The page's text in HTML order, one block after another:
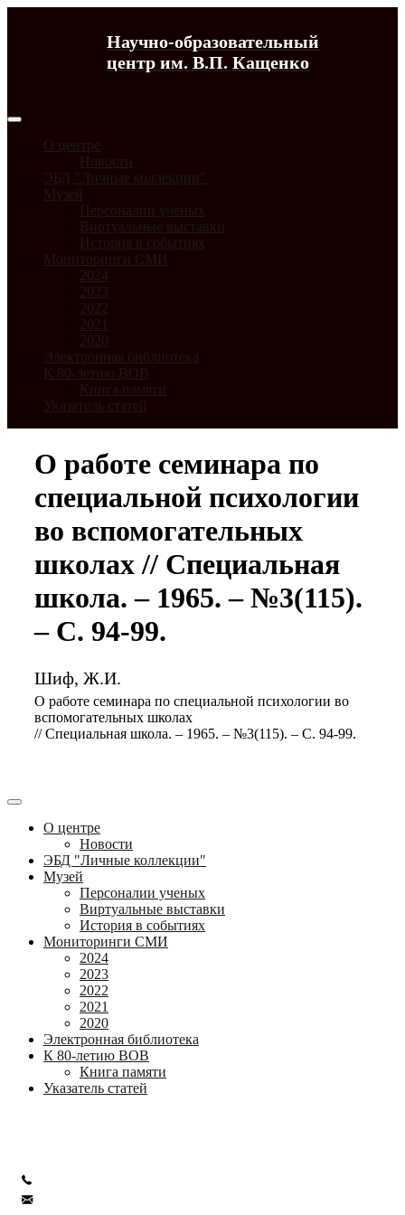
Научно-образовательный
центр им. В.П. Кащенко
О центре
Новости
ЭБД "Личные коллекции"
Музей
Персоналии ученых
Виртуальные выставки
История в событиях
Мониторинги СМИ
2024
2023
2022
2021
2020
Электронная библиотека
К 80-летию ВОВ
Книга памяти
Указатель статей
О работе семинара по
специальной психологии
во вспомогательных
школах // Специальная
школа. – 1965. – №3(115).
– С. 94-99.
Шиф, Ж.И.
О работе семинара по специальной психологии во
вспомогательных школах
// Специальная школа. – 1965. – №3(115). – С. 94-99.
О центре
Новости
ЭБД "Личные коллекции"
Музей
Персоналии ученых
Виртуальные выставки
История в событиях
Мониторинги СМИ
2024
2023
2022
2021
2020
Электронная библиотека
К 80-летию ВОВ
Книга памяти
Указатель статей